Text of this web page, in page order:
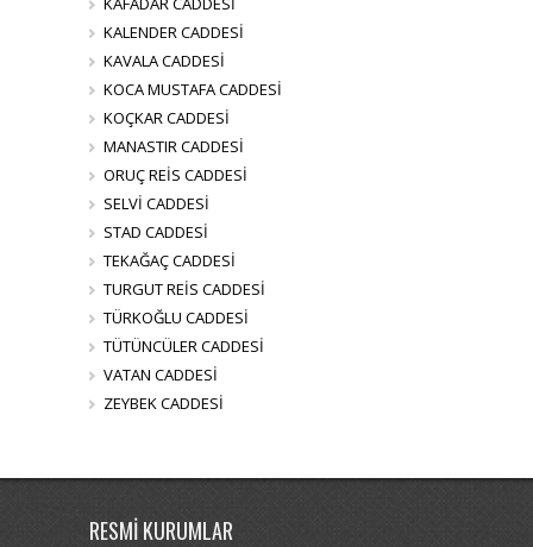
KALENDER CADDESİ
KAVALA CADDESİ
KOCA MUSTAFA CADDESİ
KOÇKAR CADDESİ
MANASTIR CADDESİ
ORUÇ REİS CADDESİ
SELVİ CADDESİ
STAD CADDESİ
TEKAĞAÇ CADDESİ
TURGUT REİS CADDESİ
TÜRKOĞLU CADDESİ
TÜTÜNCÜLER CADDESİ
VATAN CADDESİ
ZEYBEK CADDESİ
RESMİ KURUMLAR